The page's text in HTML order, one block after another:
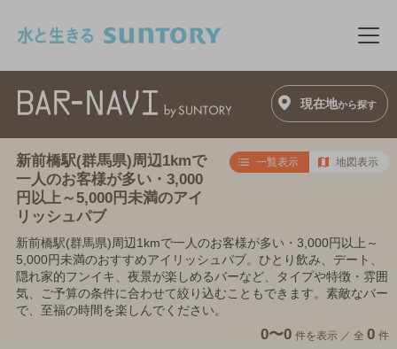
メ
現在地から探す
新前橋駅(群馬県)周辺1kmで
一人のお客様が多い・3,000
円以上～5,000円未満のアイ
リッシュパブ
一覧表示 地図表示
新前橋駅(群馬県)周辺1kmで一人のお客様が多い・3,000円以上～
5,000円未満のおすすめアイリッシュパブ。ひとり飲み、デート、
隠れ家的フンイキ、夜景が楽しめるバーなど、タイプや特徴・雰囲
気、ご予算の条件に合わせて絞り込むこともできます。素敵なバー
で、至福の時間を楽しんでください。
0〜0 件を表示 ／ 全 0 件